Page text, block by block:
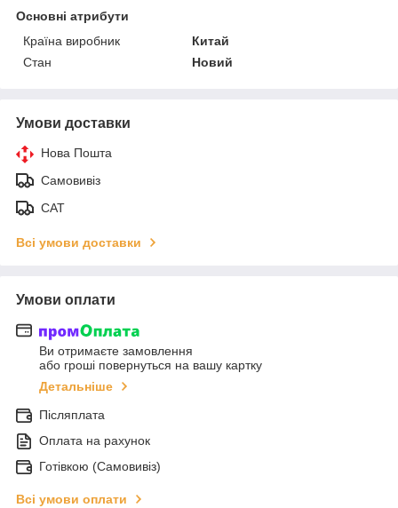
Основні атрибути
Країна виробник
Китай
Стан
Новий
Умови доставки
Нова Пошта
Самовивіз
САТ
Всі умови доставки
Умови оплати
Ви отримаєте замовлення
або гроші повернуться на вашу картку
Детальніше
Післяплата
Оплата на рахунок
Готівкою (Самовивіз)
Всі умови оплати